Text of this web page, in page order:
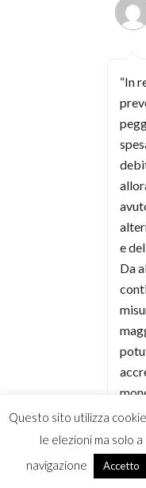
“In
e
Da
A
cosi’.
Questo sito utilizza
le elezioni ma solo
navigazione
Accetto